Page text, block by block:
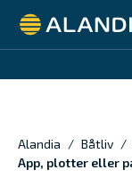
Alandia
Alandia / Båtliv /
App, plotter eller